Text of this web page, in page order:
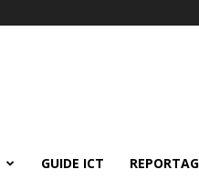
GUIDE ICT